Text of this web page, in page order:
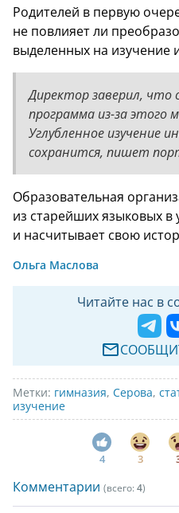
Родителей в первую
не повлияет ли
выделенных на изучение
Директор заверил, что
программа из-за этого
Углубленное изучение
сохранится, пишет
Образовательная
из старейших языковых в
и насчитывает свою
Ольга Маслова
Читайте нас в
Метки: гимназия, Серова,
изучение
4 3
Комментарии (всего: 4)